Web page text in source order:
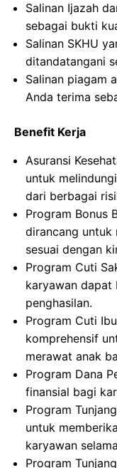
Salinan Ijazah
sebagai bukti
Salinan SKHU
ditandatangani
Salinan piagam
Anda terima
Benefit Kerja
Asuransi
untuk
dari berbagai
Program Bonus
dirancang untuk
sesuai dengan
Program Cuti
karyawan dapat
penghasilan.
Program Cuti
komprehensif
merawat anak
Program Dana
finansial bagi
Program
untuk
karyawan
Program